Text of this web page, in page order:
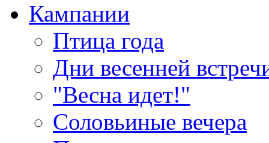
Кампании
Птица года
Дни весенней
"Весна идет!"
Соловьиные вечера